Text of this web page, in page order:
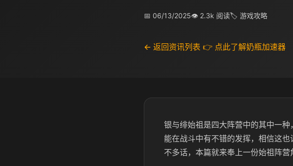
📅 06/13/2025👁 2.3k 阅读🏷 游戏攻略
← 返回资讯列表 👉 点此了解奶瓶加速器
银与绯始祖是四大阵营中的其中一种
能在战斗中有不错的发挥，相信这
不多话，本篇就来奉上一份始祖阵